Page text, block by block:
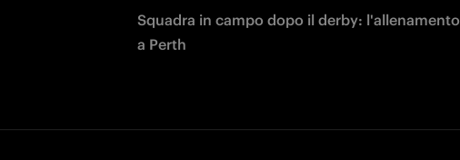
Squadra in campo dopo il derby: l'allenamento
a Perth